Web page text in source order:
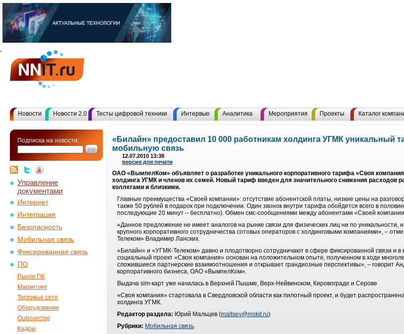
Новости Новости 2.0 Тесты цифровой техники Интервью Аналитика Мероприятия Проекты Каталог
Подписка на новости:
Управление
документами
Интернет
Интеграция
Безопасность
Мобильная связь
Фиксированная связь
ПО
Рынок ПК
Маркетинг
Торговые сети
Оборудование
Outsourcing
Кадры
«Билайн» предоставил 10 000 работникам холдинга УГМК уникальный
мобильную связь
12.07.2010 13:38
версия для печати
ОАО «ВымпелКом» объявляет о разработке уникального корпоративного тарифа «Своя
холдинга УГМК и членов их семей. Новый тариф введен для значительного снижения расходов
коллегами и близкими.
Главные преимущества «Своей компании»: отсутствие абонентской платы, низкие цены на
также 50 рублей в подарок при подключении. Один звонок внутри тарифа обойдется всего в
последующие 20 минут – бесплатно). Обмен смс-сообщениями между абонентами «Своей
«Данное предложение не имеет аналогов на рынке связи для физических лиц ни по
крупного корпоративного сотрудничества сотовых операторов с холдинговыми компаниями», –
Телеком» Владимир Ланских.
«Билайн» и «УГМК-Телеком» давно и плодотворно сотрудничают в сфере фиксированной связи и в
социальный проект «Своя компания» основан на положительном опыте, полученном в ходе
сложившиеся партнерские взаимоотношения и открывает грандиозные перспективы», – говорит
корпоративного бизнеса, ОАО «ВымпелКом».
Выдача sim-карт уже началась в Верхней Пышме, Верх-Нейвинском, Кировограде и Серове
«Своя компания» стартовала в Свердловской области как пилотный проект, и будет
холдинга УГМК.
Редактор раздела: Юрий Мальцев (maltsev@mskit.ru)
Рубрики: Мобильная связь